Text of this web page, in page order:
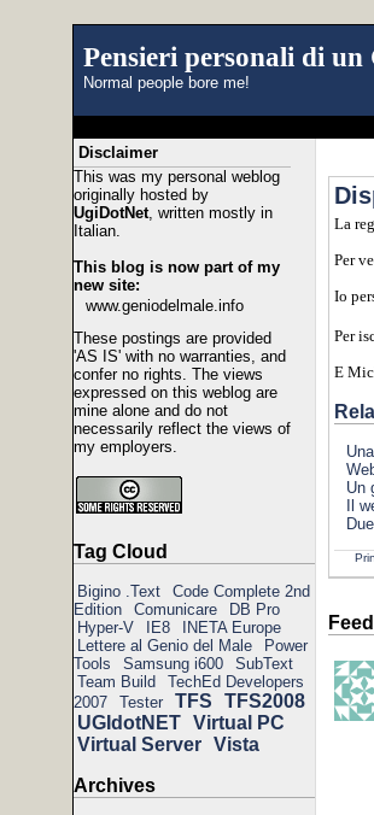
Pensieri personali di un
Normal people bore me!
Disclaimer
This was my personal weblog
originally hosted by
UgiDotNet, written mostly in
Italian.
This blog is now part of my
new site:
www.geniodelmale.info
These postings are provided
'AS IS' with no warranties, and
confer no rights. The views
expressed on this weblog are
mine alone and do not
necessarily reflect the views of
my employers.
Tag Cloud
Bigino .Text
Code Complete 2nd
Edition
Comunicare
DB Pro
Hyper-V
IE8
INETA Europe
Lettere al Genio del Male
Power
Tools
Samsung i600
SubText
Team Build
TechEd Developers
2007
Tester TFS
TFS2008
UGIdotNET Virtual PC
Virtual Server Vista
Archives
La
Per
Io
Per
E
Un
Il